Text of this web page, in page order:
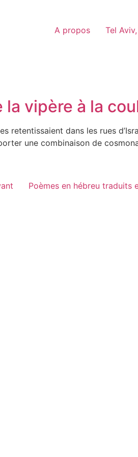
A propos Tel
la vipère à la
retentissaient dans les rues
une combinaison de
Poèmes en hébreu traduits